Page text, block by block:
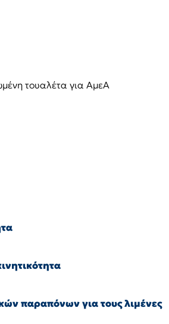
τουαλέτα για ΑμεΑ
παραπόνων για τους λιμένες